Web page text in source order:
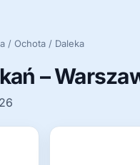
/ Ochota / Daleka
–